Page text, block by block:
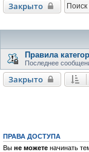
Закрыто
Правила
Последнее
Закрыто
ПРАВА ДОСТУПА
Вы не можете начинать